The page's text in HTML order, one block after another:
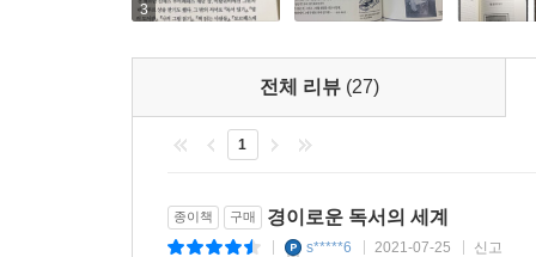
3
전체 리뷰 (27)
1
종이책 구매 경이로운 독서의 세계
s*****6 2021-07-25 신고